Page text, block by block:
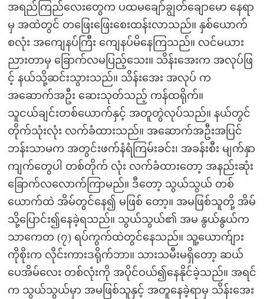
အရည်ကြည်လေးတွေက ပထမချော်ချွတ်ချောမော နေရာ
မှ အထဲတွင် တဖြေးဖြေးစေးထန်းလာသည်။ နှစ်ယောက်
စလုံး အကျေနပ်ကြီး ကျေနပ်မိနေကြသည်။ လင်မယား
ညားတာမှ ခြောက်လမပြည့်သေး။ သိန်းအေးက အလုပ်ဖြ
င့် နယ်သို့ဆင်းသွားသည်။ သိန်းအေး အလုပ် က
အဆောက်အဦး ဆေးသုတ်သည့် ကန်ထရိုက်။
သူငယ်ချင်းတစ်ယောက်နှင့် အတူတွဲလုပ်သည်။ နယ်တွင်
တိုက်သုံးလုံး လက်ခံထားသည်။ အဆောက်အဦးအပြင်
ဘန်းသာမက အတွင်းဖက်နံရံကြမ်းခင်း၊ အခန်းစီး မျက်နှာ
ကျက်တွေပါ တစ်တိုက် လုံး လက်ခံထားတော့ အနည်းဆုံး
ခြောက်လလောက်ကြာမည်။ ဒီတော့ သွယ်သွယ် တစ်
ယောက်ထဲ အိမ်တွင်နေ၍ မဖြစ် တော့။ အမဖြစ်သူတို့ အိမ်
သို့ပြောင်း၍နေခဲ့ရသည်။ သွယ်သွယ်၏ အမ နွယ်နွယ်က
သာကေတ (၇) ရပ်ကွက်ထဲတွင်နေသည်။ သူ့ယောက်ျား
ကိုစိုးက လိုင်းကားဒရိုက်ဘာ။ သားသမီးမရှိတော့ ဆယ်
ပေအိမ်လေး တစ်လုံးကို အပိုင်ဝယ်၍နေနိုင်ခဲ့သည်။ အရင်
က သွယ်သွယ်မှာ အမဖြစ်သူနှင့် အတူနေခဲ့ရာမှ သိန်းအေး